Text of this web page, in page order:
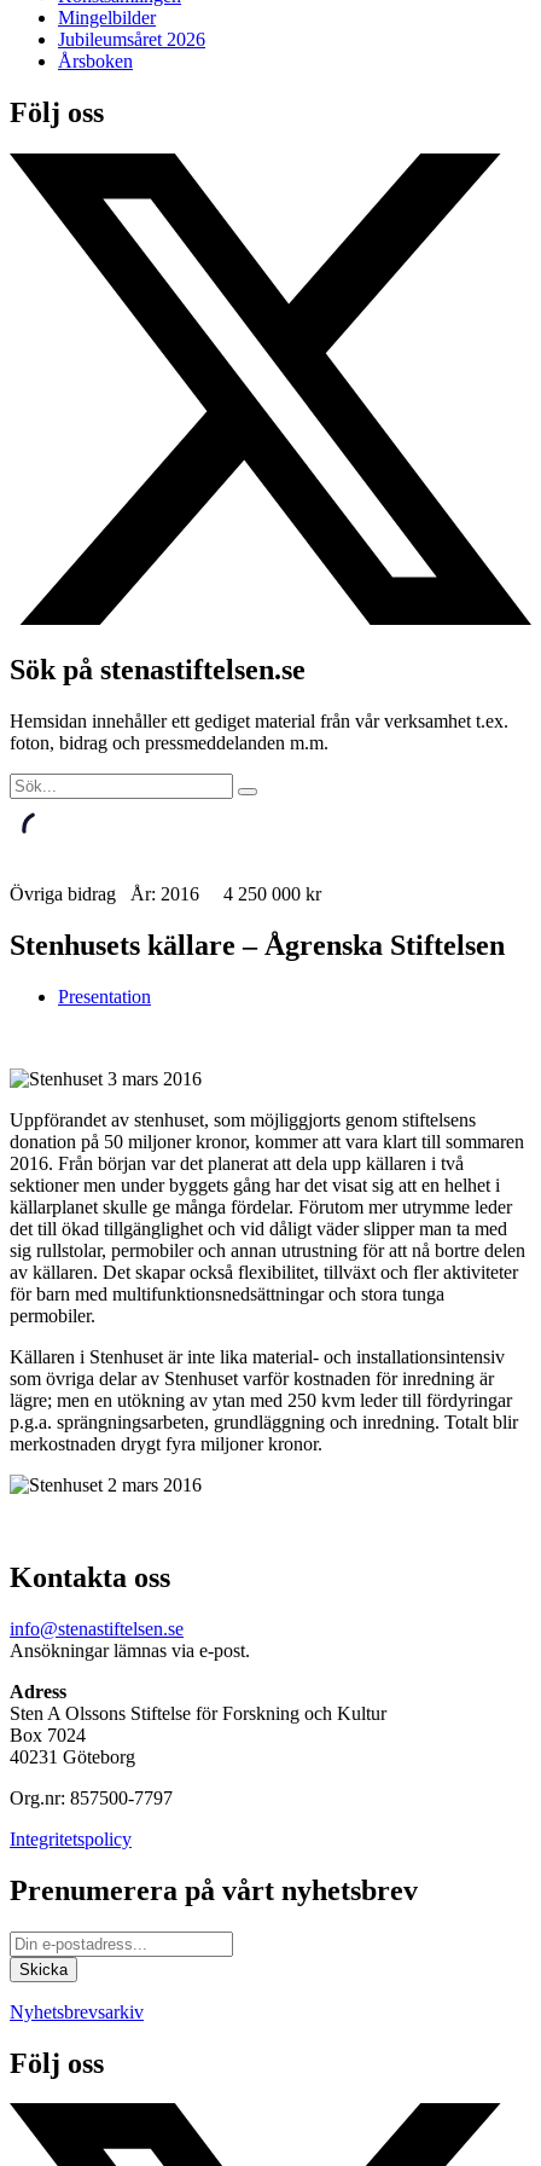
Mingelbilder
Jubileumsåret 2026
Årsboken
Följ oss
Sök på stenastiftelsen.se
Hemsidan innehåller ett gediget material från vår verksamhet t.ex.
foton, bidrag och pressmeddelanden m.m.
Övriga bidrag År: 2016 4 250 000 kr
Stenhusets källare – Ågrenska Stiftelsen
Presentation
Uppförandet av stenhuset, som möjliggjorts genom stiftelsens
donation på 50 miljoner kronor, kommer att vara klart till sommaren
2016. Från början var det planerat att dela upp källaren i två
sektioner men under byggets gång har det visat sig att en helhet i
källarplanet skulle ge många fördelar. Förutom mer utrymme leder
det till ökad tillgänglighet och vid dåligt väder slipper man ta med
sig rullstolar, permobiler och annan utrustning för att nå bortre delen
av källaren. Det skapar också flexibilitet, tillväxt och fler aktiviteter
för barn med multifunktionsnedsättningar och stora tunga
permobiler.
Källaren i Stenhuset är inte lika material- och installationsintensiv
som övriga delar av Stenhuset varför kostnaden för inredning är
lägre; men en utökning av ytan med 250 kvm leder till fördyringar
p.g.a. sprängningsarbeten, grundläggning och inredning. Totalt blir
merkostnaden drygt fyra miljoner kronor.
Kontakta oss
info@stenastiftelsen.se
Ansökningar lämnas via e-post.
Adress
Sten A Olssons Stiftelse för Forskning och Kultur
Box 7024
40231 Göteborg
Org.nr: 857500-7797
Integritetspolicy
Prenumerera på vårt nyhetsbrev
Nyhetsbrevsarkiv
Följ oss